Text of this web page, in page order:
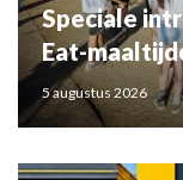
Speciale
Eat-
5 augustus 2026